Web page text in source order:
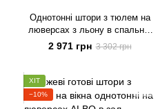
Однотонні штори з тюлем на
люверсах з льону в спальню
Темно-шоколадні в спальню
2 971 грн 3 302 грн
ХІТ
−10%